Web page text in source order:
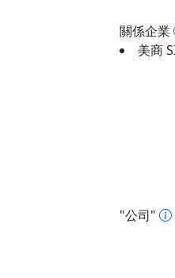
關係企業
美商
"公司"